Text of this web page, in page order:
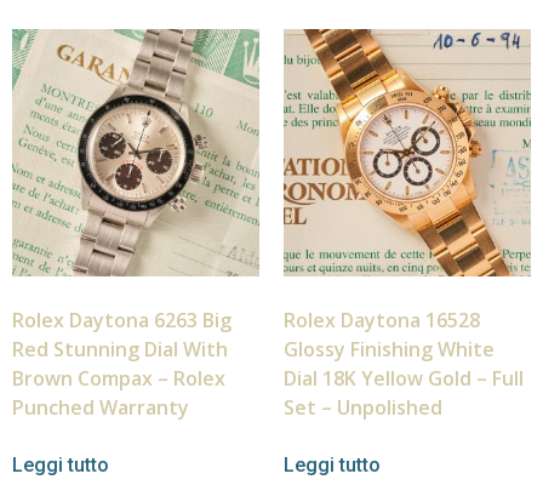
Rolex Daytona 6263 Big
Red Stunning Dial With
Brown Compax – Rolex
Punched Warranty
Leggi tutto
Rolex Daytona 16528
Glossy Finishing White
Dial 18K Yellow Gold – Full
Set – Unpolished
Leggi tutto